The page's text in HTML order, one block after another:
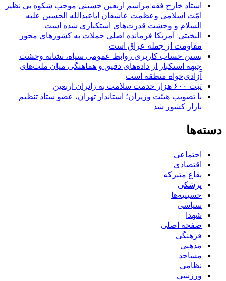
استاد خارج فقه:مراسم اربعین حسینی موجب شکوه بی نظیر
امّت اسلامی وعظمت عاشقان اباعبدالله الحسین علیه
السلام و وحشت قدرت‌های استکباری شده است.
البخیتی: آمریکا فرمانده اصلی حملات به کشورهای محور
مقاومت از جمله عراق است
بستن حساب کاربری روابط عمومی سپاه، نشانه‌ وحشت
جبهه استکبار از داده‌های دقیق و هماهنگی میان ملت‌های
آزادی‌خواه منطقه است
ثبت ۶۰۰ هزار خدمت سلامت به زائران اربعین
با تصویب هیئت وزیران؛ استاندار تهران، عضو ستاد تنظیم
بازار کشور شد
دسته‌ها
اجتماعی
اقتصادی
بقاع متبرکه
پزشکی
حسینیه‌ها
سیاسی
شهدا
صفحه اصلی
فرهنگی
مذهبی
مساجد
نظامی
ورزشی